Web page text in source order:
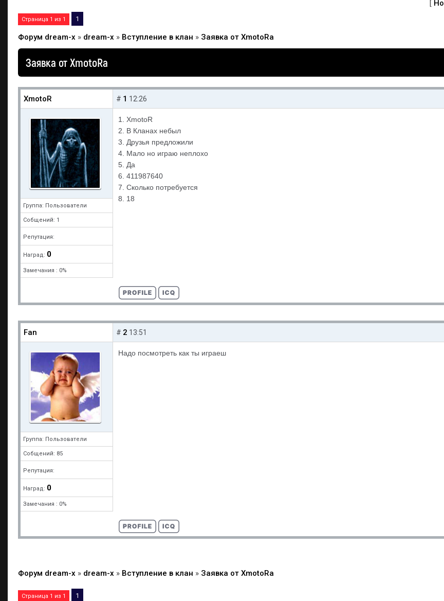
[
Страница 1 из 1 1
Форум dream-x » dream-x » Вступление в клан » Заявка от XmotoRa
Заявка от XmotoRa
XmotoR
Группа: Пользователи
Собщений: 1
Репутация:
Наград: 0
Замечания : 0%
# 1 12:26
1. XmotoR
2. В Кланах небыл
3. Друзья предложили
4. Мало но играю неплохо
5. Да
6. 411987640
7. Сколько потребуется
8. 18
Fan
Группа: Пользователи
Собщений: 85
Репутация:
Наград: 0
Замечания : 0%
# 2 13:51
Надо посмотреть как ты играеш
Форум dream-x » dream-x » Вступление в клан » Заявка от XmotoRa
Страница 1 из 1 1